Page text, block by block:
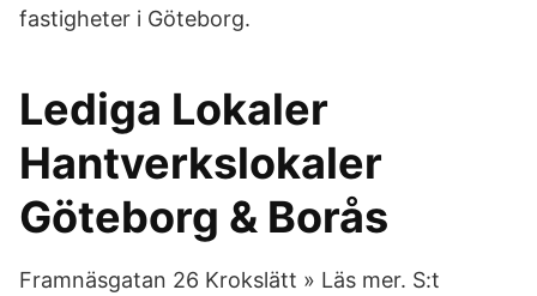
fastigheter i Göteborg.
Lediga Lokaler
Hantverkslokaler
Göteborg & Borås
Framnäsgatan 26 Krokslätt » Läs mer. S:t